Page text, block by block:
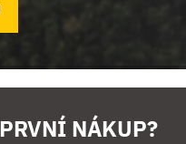
NÁKUP?